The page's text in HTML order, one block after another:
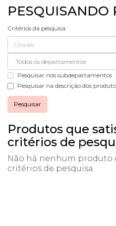
PESQUISANDO
Critérios da pesquisa:
Pesquisar nos subdepartamentos
Pesquisar na descrição dos
Produtos que
critérios de
Não há nenhum produto
critérios de pesquisa.